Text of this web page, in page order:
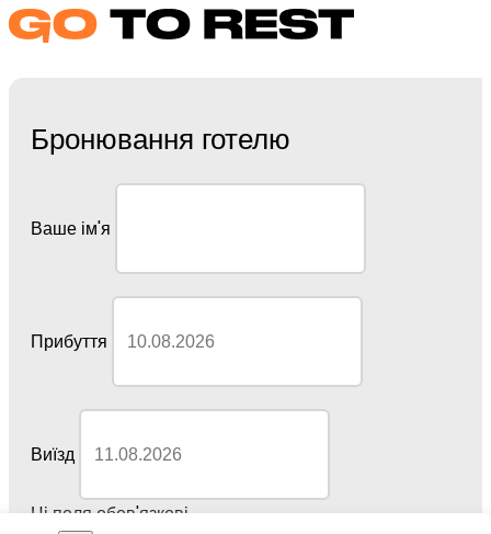
Бронювання готелю
Ваше ім'я
Прибуття
Виїзд
Ці поля обов'язкові